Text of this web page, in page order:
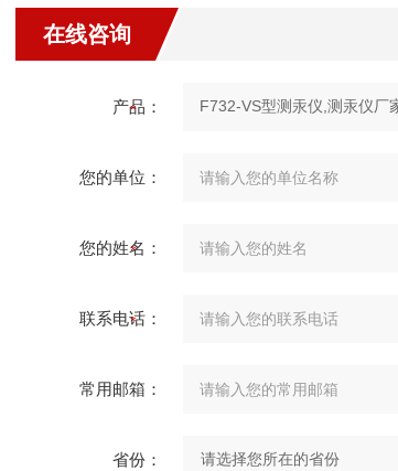
在线咨询
产品：
您的单位：
您的姓名：
联系电话：
常用邮箱：
省份：